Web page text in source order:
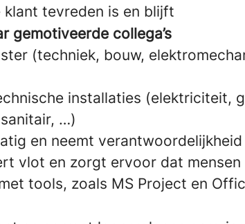
tevreden is en blijft
gemotiveerde collega’s
(techniek, bouw,
installaties (elektriciteit,
…)
en neemt verantwoordelijkheid
vlot en zorgt ervoor dat
tools, zoals MS Project en